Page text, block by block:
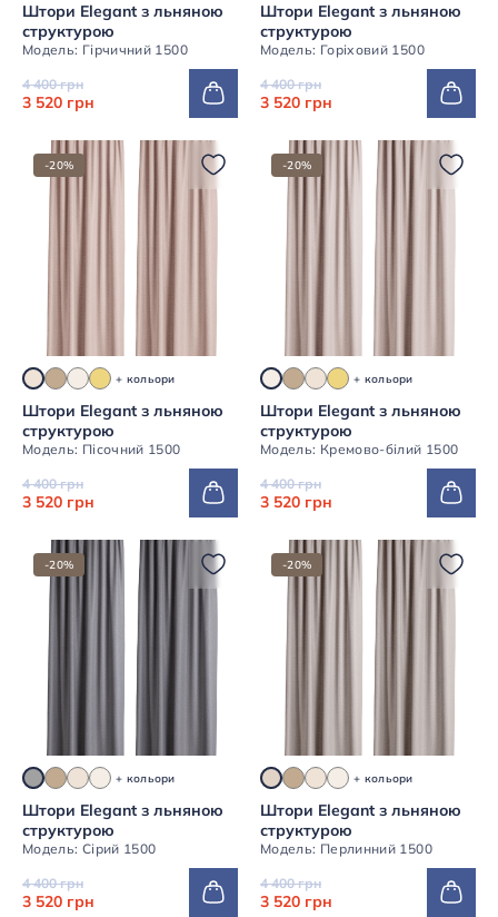
Штори Elegant з льняною
структурою
Модель: Гірчичний 1500
4 400 грн
3 520 грн
Штори Elegant з льняною
структурою
Модель: Горіховий 1500
4 400 грн
3 520 грн
-20%
+ кольори
Штори Elegant з льняною
структурою
Модель: Пісочний 1500
4 400 грн
3 520 грн
-20%
+ кольори
Штори Elegant з льняною
структурою
Модель: Кремово-білий 1500
4 400 грн
3 520 грн
-20%
+ кольори
Штори Elegant з льняною
структурою
Модель: Сірий 1500
4 400 грн
3 520 грн
-20%
+ кольори
Штори Elegant з льняною
структурою
Модель: Перлинний 1500
4 400 грн
3 520 грн